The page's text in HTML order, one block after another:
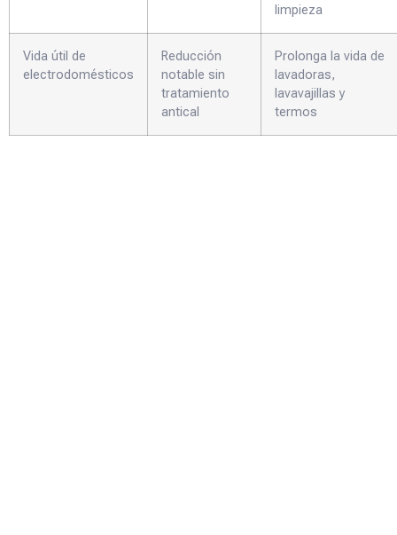
limpieza
Vida útil de
electrodomésticos
Reducción
notable sin
tratamiento
antical
Prolonga la vida de
lavadoras,
lavavajillas y
termos